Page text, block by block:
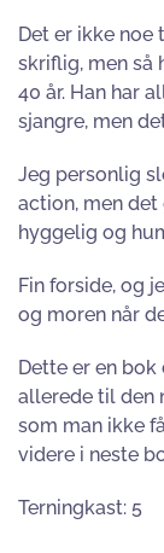
Det er ikke
skriflig, men så
40 år. Han har
sjangre, men
Jeg personlig
action, men
hyggelig og
Fin forside, og
og moren når
Dette er en
allerede til den
som man ikke
videre i neste
Terningkast: 5